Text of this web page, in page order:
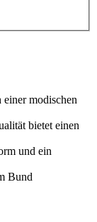
modischen
bietet einen
und ein
Bund